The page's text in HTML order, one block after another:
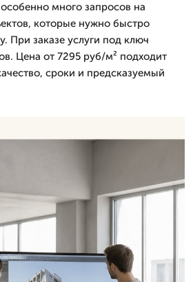
много запросов на
которые нужно быстро
При заказе услуги под ключ
Цена от 7295 руб/м² подходит
сроки и предсказуемый